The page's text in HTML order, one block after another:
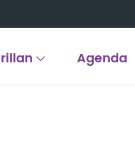
Agenda